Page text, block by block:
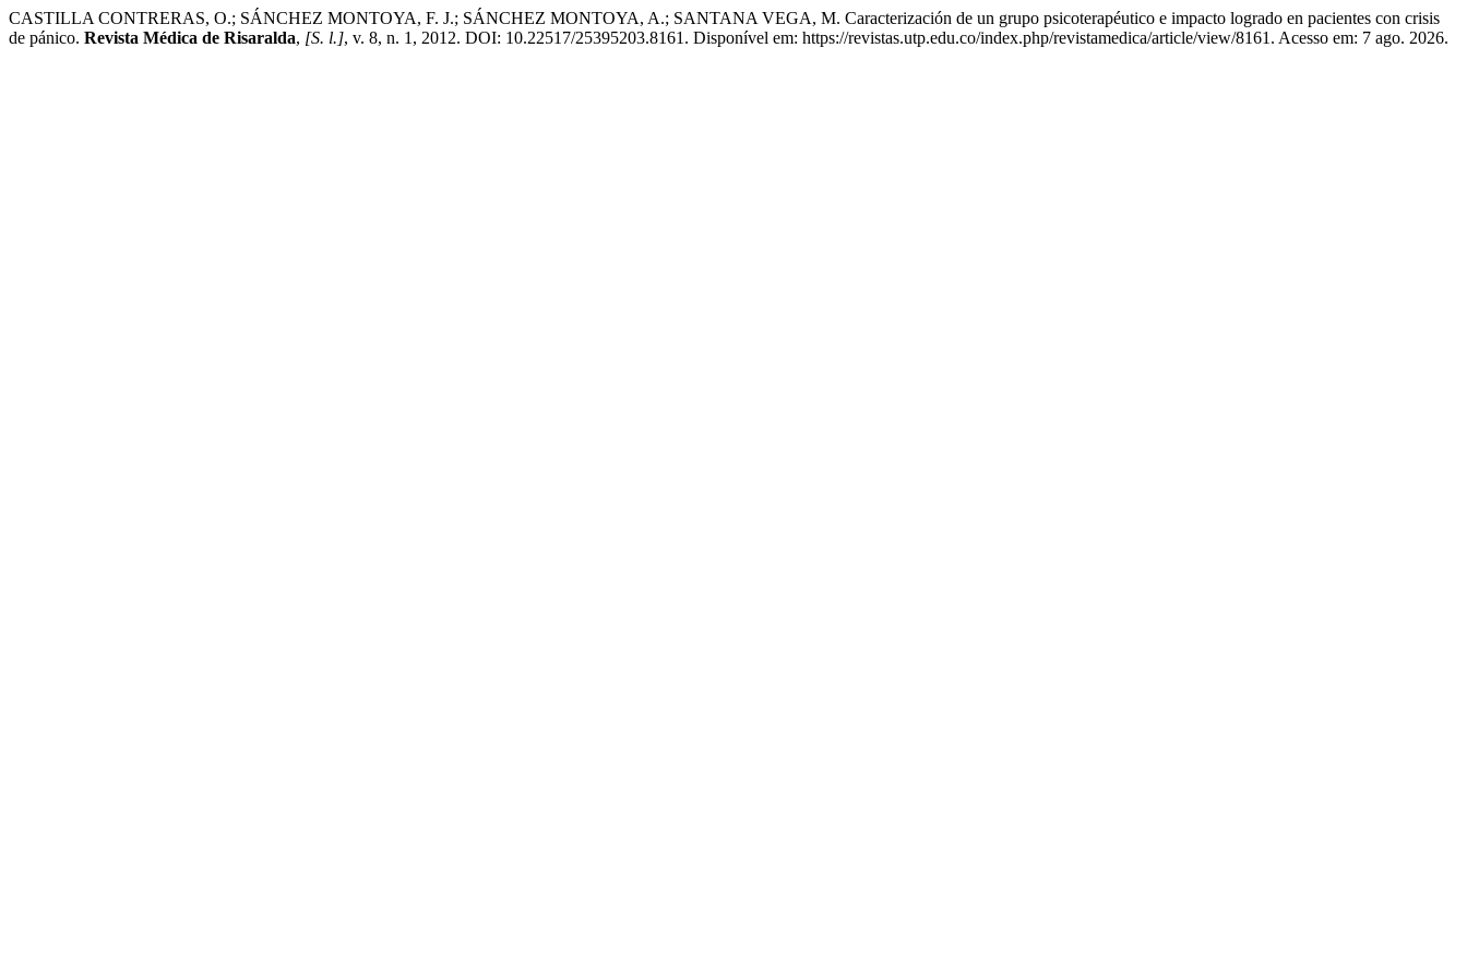
CASTILLA CONTRERAS, O.; SÁNCHEZ MONTOYA, F. J.; SÁNCHEZ MONTOYA, A.; SANTANA VEGA, M. Caracterización de un grupo psicoterapéutico e impacto logrado en pacientes con crisis
de pánico. Revista Médica de Risaralda, [S. l.], v. 8, n. 1, 2012. DOI: 10.22517/25395203.8161. Disponível em: https://revistas.utp.edu.co/index.php/revistamedica/article/view/8161. Acesso em: 7 ago. 2026.